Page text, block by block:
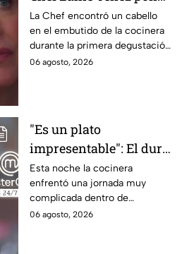
en evidencia a Carmen
en la gala de mandiles
negros de MasterChef
24/7
La Chef encontró un cabello
en el embutido de la cocinera
durante la primera degustación
de la noche
06 agosto, 2026
"Es un plato
impresentable": El duro
regaño que hizo llorar a
Michelle dentro de
MasterChef 24/7
Esta noche la cocinera
enfrentó una jornada muy
complicada dentro de
MasterChef 24/7.
06 agosto, 2026